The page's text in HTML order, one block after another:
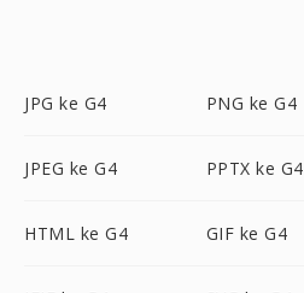
JPG ke G4 PNG ke G4
JPEG ke G4 PPTX ke G4
HTML ke G4 GIF ke G4